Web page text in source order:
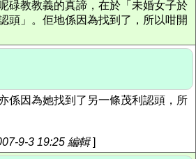
碌教教義的真諦，在於「未婚女子於
頭」。佢地係因為找到了，所以咁開
係因為她找到了另一條茂利認頭，所
9-3 19:25 編輯]